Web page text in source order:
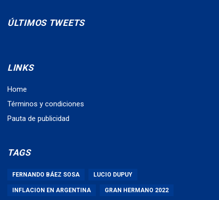
ÚLTIMOS TWEETS
LINKS
Home
Términos y condiciones
Pauta de publicidad
TAGS
FERNANDO BÁEZ SOSA LUCIO DUPUY
INFLACION EN ARGENTINA GRAN HERMANO 2022